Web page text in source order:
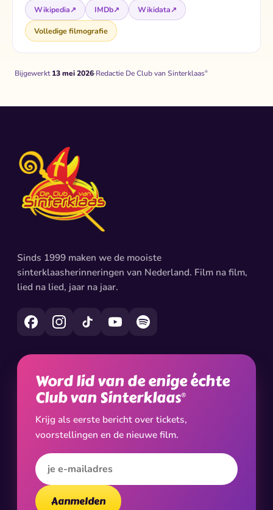
Wikipedia↗ IMDb↗ Wikidata↗
Volledige filmografie
Bijgewerkt13 mei 2026·Redactie De Club van Sinterklaas®
Sinds 1999 maken we de mooiste
sinterklaasherinneringen van Nederland. Film na film,
lied na lied, jaar na jaar.
Word lid van de enige échte
Club van Sinterklaas®
Krijg als eerste bericht over tickets,
voorstellingen en de nieuwe film.
E-mailadres
Aanmelden